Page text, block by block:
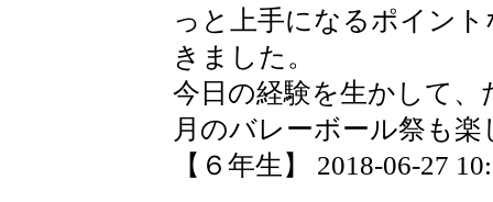
っと上手になるポイン
きました。
今日の経験を生かして
月のバレーボール祭も
【６年生】 2018-06-27